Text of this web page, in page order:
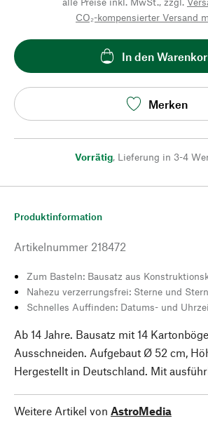
CO₂-kompensierter Versand
In den
Merken
Vorrätig, Lieferung in 3-4
Produktinformation
Artikelnummer 218472
Zum Basteln: Bausatz aus
Nahezu verzerrungsfrei: Sterne und
Schnelles Auffinden: Datums- und
Ab 14 Jahre. Bausatz mit 14
Ausschneiden. Aufgebaut Ø 52 cm,
Hergestellt in Deutschland. Mit
Weitere Artikel von AstroMedia